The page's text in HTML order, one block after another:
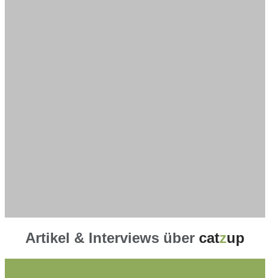
Artikel & Interviews über catzup